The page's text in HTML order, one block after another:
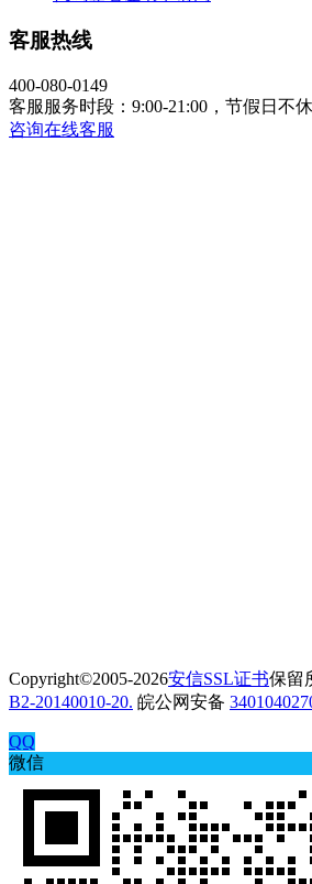
客服热线
400-080-0149
客服服务时段：9:00-21:00，节假日不
咨询在线客服
Copyright©2005-2026安信SSL证书保留
B2-20140010-20. 皖公网安备
QQ
微信